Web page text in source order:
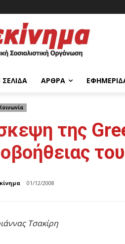
ΣΕΛΊΔΑ ΆΡΘΡΑ
της
01/12/2008
Τσακίρη